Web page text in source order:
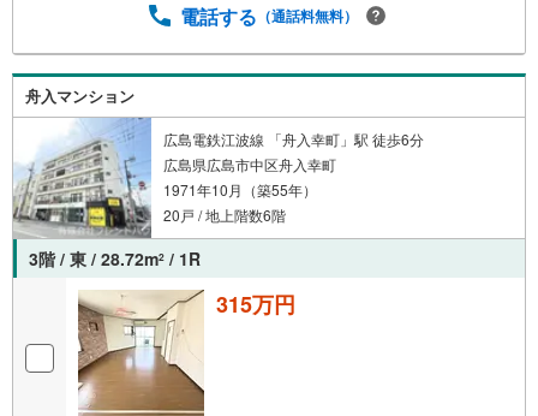
電話する （通話料無料）
舟入マンション
広島電鉄江波線 「舟入幸町」駅 徒歩6分
広島県広島市中区舟入幸町
1971年10月（築55年）
20戸 / 地上階数6階
3階 / 東 / 28.72m2 / 1R
315万円